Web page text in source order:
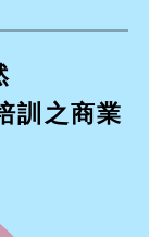
訓之商業